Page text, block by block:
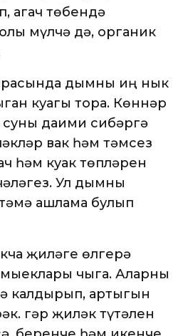
агач төбендә
мүлчә дә, органик
дымны иң нык
куагы тора. Көннәр
суны даими сибәргә
вак һәм тәмсез
һәм куак төпләрен
Ул дымны
ашлама булып
җиләге өлгерә
чыга. Аларны
калдырып, артыгын
Әгәр җиләк түтәлен